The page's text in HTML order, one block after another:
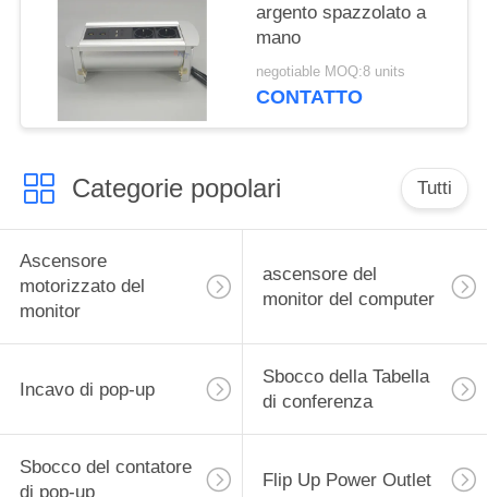
argento spazzolato a
mano
negotiable MOQ:8 units
CONTATTO
Categorie popolari Tutti
Ascensore
motorizzato del
monitor
ascensore del
monitor del computer
Incavo di pop-up
Sbocco della Tabella
di conferenza
Sbocco del contatore
di pop-up
Flip Up Power Outlet